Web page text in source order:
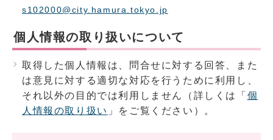
s102000@city.hamura.tokyo.jp
個人情報の取り扱いについて
取得した個人情報は、問合せに対する回答、また
は意見に対する適切な対応を行うために利用し、
それ以外の目的では利用しません（詳しくは「 個
人情報の取り扱い 」をご覧ください）。